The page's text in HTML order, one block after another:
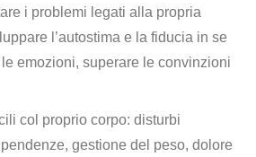
i problemi legati alla propria
l’autostima e la fiducia in se
emozioni, superare le convinzioni
col proprio corpo: disturbi
gestione del peso, dolore